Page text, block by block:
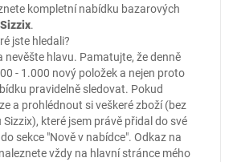
kompletní nabídku bazarových
Sizzix.
jste hledali?
nevěšte hlavu. Pamatujte, že denně
- 1.000 nový položek a nejen proto
pravidelně sledovat. Pokud
a prohlédnout si veškeré zboží (bez
které jsem právě přidal do své
sekce "Nově v nabídce". Odkaz na
vždy na hlavní stránce mého